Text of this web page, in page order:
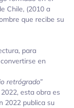
Chile, (2010 a
que recibe su
para
en
retrógrado”
esta obra es
2022 publica su